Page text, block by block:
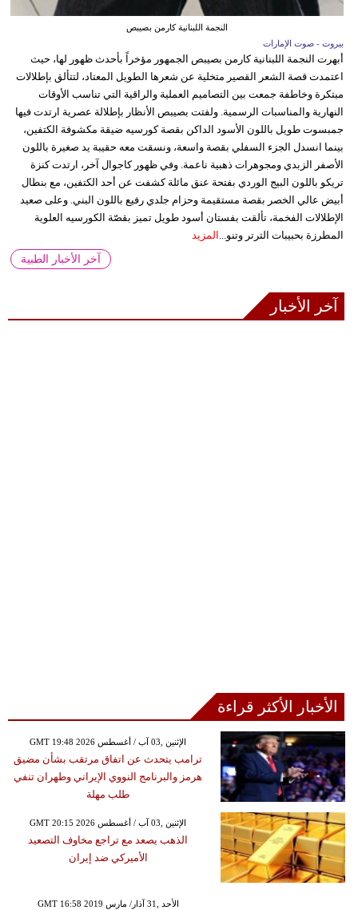
النجمة اللبنانية كارمن بصيبص
بيروت - صوت الإمارات
أبهرت النجمة اللبنانية كارمن بصيبص الجمهور مؤخراً بأحدث ظهور لها، حيث
اعتمدت قصة الشعر القصير متخلية عن شعرها الطويل المعتاد، لتتألق بإطلالات
مبتكرة وخاطفة جمعت بين التصاميم العملية والراقية التي تناسب الأوقات
النهارية والمناسبات الرسمية. ولفتت بصيبص الأنظار بإطلالة عصرية ارتدت فيها
جمبسوت طويل باللون الأسود الداكن بقصة كورسيه ضيقة مكشوفة الكتفين،
بينما انسدل الجزء السفلي بقصة واسعة، ونسقت معه حقيبة يد صغيرة باللون
الأصفر الزبدي ومجوهرات ذهبية ناعمة. وفي ظهور كاجوال آخر، ارتدت كنزة
تريكو باللون البيج الوردي بفتحة عنق مائلة كشفت عن أحد الكتفين، مع بنطال
أبيض عالي الخصر بقصة مستقيمة وحزام جلدي رفيع باللون البني. وعلى صعيد
الإطلالات الفخمة، تألقت بفستان أسود طويل تميز بقصّة الكورسيه العلوية
المطرزة بحبيبات الترتر وتنو... المزيد
آخر الأخبار الطبية
آخر الأخبار
الأخبار الأكثر قراءة
GMT 19:48 2026 الإثنين ,03 آب / أغسطس
ترامب يتحدث عن اتفاق مرتقب بشأن مضيق
هرمز والبرنامج النووي الإيراني وطهران تنفي
طلب مهلة
GMT 20:15 2026 الإثنين ,03 آب / أغسطس
الذهب يصعد مع تراجع مخاوف التصعيد
الأميركي ضد إيران
GMT 16:58 2019 الأحد ,31 آذار/ مارس